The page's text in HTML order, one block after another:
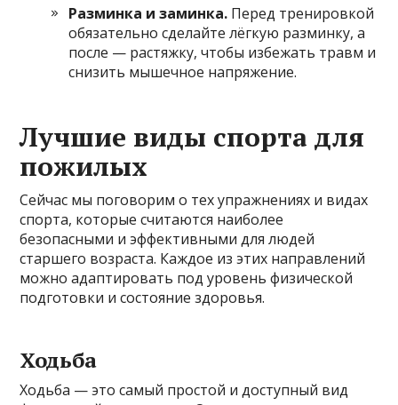
Разминка и заминка. Перед тренировкой
обязательно сделайте лёгкую разминку, а
после — растяжку, чтобы избежать травм и
снизить мышечное напряжение.
Лучшие виды спорта для
пожилых
Сейчас мы поговорим о тех упражнениях и видах
спорта, которые считаются наиболее
безопасными и эффективными для людей
старшего возраста. Каждое из этих направлений
можно адаптировать под уровень физической
подготовки и состояние здоровья.
Ходьба
Ходьба — это самый простой и доступный вид